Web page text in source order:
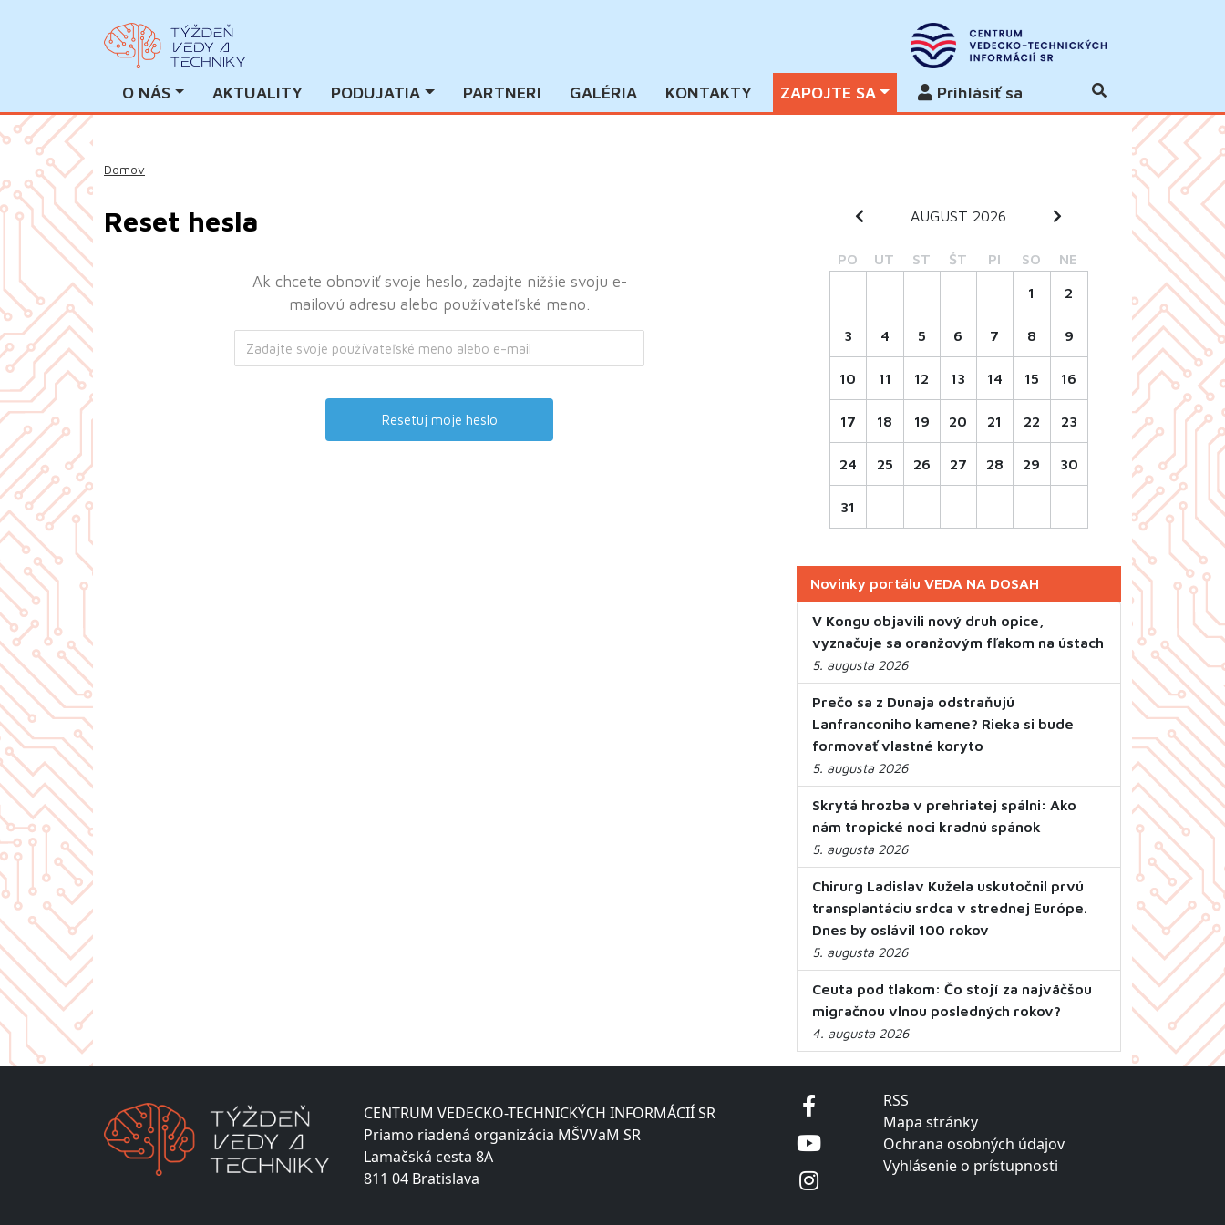
O NÁS AKTUALITY PODUJATIA PARTNERI GALÉRIA KONTAKTY ZAPOJTE SA Prihlásiť sa
Domov
Reset hesla
Ak chcete obnoviť svoje heslo, zadajte nižšie svoju e-
mailovú adresu alebo používateľské meno.
AUGUST 2026
PO UT ST ŠT PI SO NE
1 2
3 4 5 6 7 8 9
10 11 12 13 14 15 16
17 18 19 20 21 22 23
24 25 26 27 28 29 30
31
Novinky portálu VEDA NA DOSAH
V Kongu objavili nový druh opice,
vyznačuje sa oranžovým fľakom na ústach
5. augusta 2026
Prečo sa z Dunaja odstraňujú
Lanfranconiho kamene? Rieka si bude
formovať vlastné koryto
5. augusta 2026
Skrytá hrozba v prehriatej spálni: Ako
nám tropické noci kradnú spánok
5. augusta 2026
Chirurg Ladislav Kužela uskutočnil prvú
transplantáciu srdca v strednej Európe.
Dnes by oslávil 100 rokov
5. augusta 2026
Ceuta pod tlakom: Čo stojí za najväčšou
migračnou vlnou posledných rokov?
4. augusta 2026
CENTRUM VEDECKO-TECHNICKÝCH INFORMÁCIÍ SR
Priamo riadená organizácia MŠVVaM SR
Lamačská cesta 8A
811 04 Bratislava
RSS
Mapa stránky
Ochrana osobných údajov
Vyhlásenie o prístupnosti